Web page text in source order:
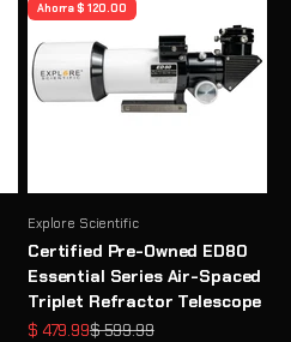
Ahorra $ 120.00
Explore Scientific
Certified Pre-Owned ED80
Essential Series Air-Spaced
Triplet Refractor Telescope
Precio de oferta
$ 479.99Precio normal
$ 599.99